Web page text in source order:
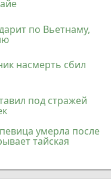
по Вьетнаму,
насмерть сбил
под стражей
умерла после
тайская